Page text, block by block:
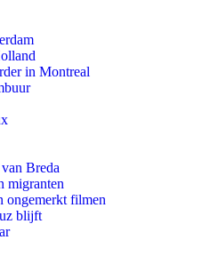
in Montreal
Breda
migranten
ongemerkt filmen
blijft